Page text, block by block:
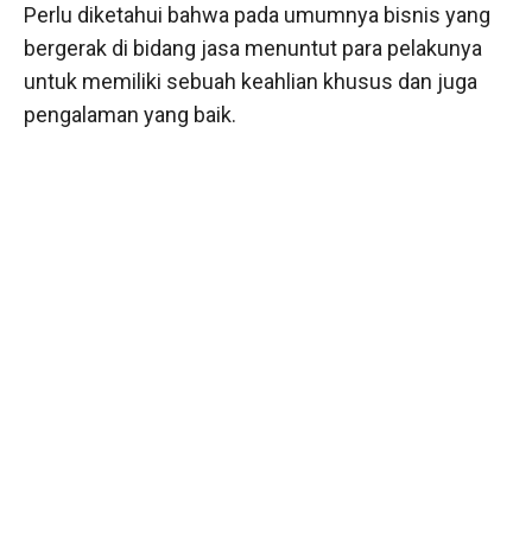
Perlu diketahui bahwa pada umumnya bisnis yang
bergerak di bidang jasa menuntut para pelakunya
untuk memiliki sebuah keahlian khusus dan juga
pengalaman yang baik.